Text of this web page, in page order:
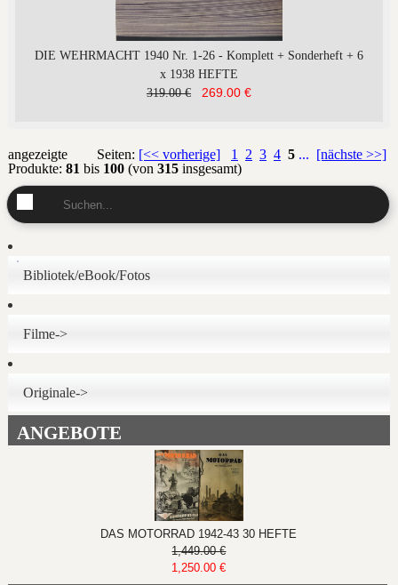
DIE WEHRMACHT 1940 Nr. 1-26 - Komplett + Sonderheft + 6
x 1938 HEFTE
319.00 €
269.00 €
Seiten: [<< vorherige] 1 2 3 4 5 ... [nächste >>]
angezeigte
Produkte: 81 bis 100(von 315insgesamt)
Bibliotek/eBook/Fotos
Filme->
Originale->
ANGEBOTE
DAS MOTORRAD 1942-43 30 HEFTE
1,449.00 €
1,250.00 €